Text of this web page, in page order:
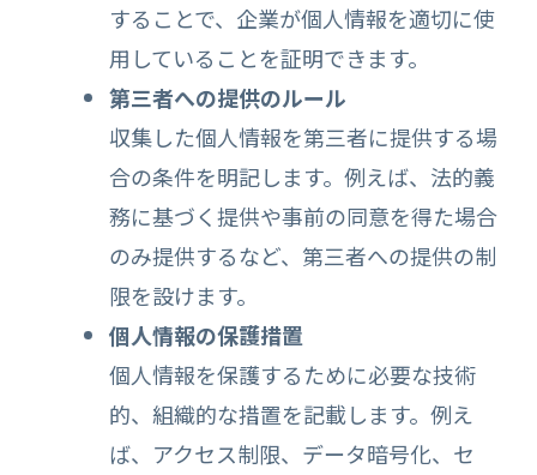
することで、企業が個人情報を適切に使
用していることを証明できます。
第三者への提供のルール
収集した個人情報を第三者に提供する場
合の条件を明記します。例えば、法的義
務に基づく提供や事前の同意を得た場合
のみ提供するなど、第三者への提供の制
限を設けます。
個人情報の保護措置
個人情報を保護するために必要な技術
的、組織的な措置を記載します。例え
ば、アクセス制限、データ暗号化、セ